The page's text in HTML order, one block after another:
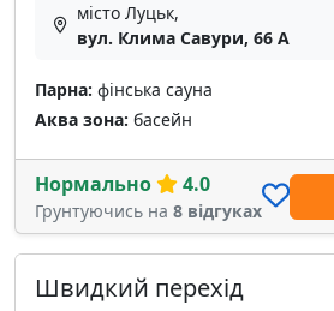
місто Луцьк,
вул. Клима Савури, 66 А
Парна: фінська сауна
Аква зона: басейн
Нормально 4.0
Грунтуючись на 8 відгуках
Швидкий перехід